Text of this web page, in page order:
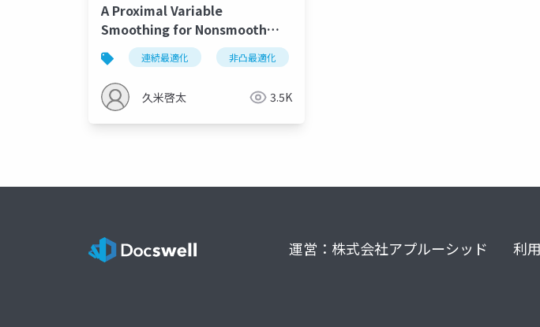
A Proximal Variable
Smoothing for Nonsmooth
Minimization of the Sum of
Three Functions Including
Weakly Convex Composite
Function
連続最適化 非凸最適化
久米啓太 3.5K
運営：株式会社アプルーシッド 利